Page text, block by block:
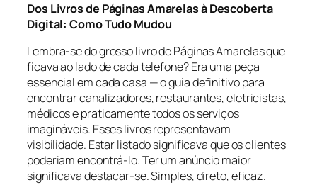
Dos Livros de Páginas Amarelas à Descoberta
Digital: Como Tudo Mudou
Lembra-se do grosso livro de Páginas Amarelas que
ficava ao lado de cada telefone? Era uma peça
essencial em cada casa — o guia definitivo para
encontrar canalizadores, restaurantes, eletricistas,
médicos e praticamente todos os serviços
imagináveis. Esses livros representavam
visibilidade. Estar listado significava que os clientes
poderiam encontrá-lo. Ter um anúncio maior
significava destacar-se. Simples, direto, eficaz.